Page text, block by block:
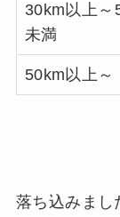
30km以上～
未満
50km以上～
落ち込みまし